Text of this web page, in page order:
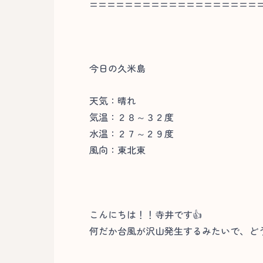
今日の久米島
天気：晴れ
気温：２８～３２度
水温：２７～２９度
風向：東北東
こんにちは！！寺井です👍
何だか台風が沢山発生するみたいで、ど